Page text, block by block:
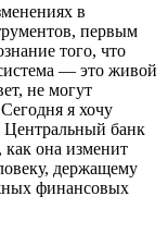
в
первым
того, что
— это живой
не могут
я хочу
Центральный банк
она изменит
держащему
финансовых